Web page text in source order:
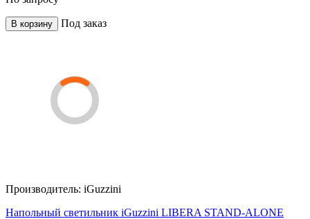
В корзину Под заказ
Производитель: iGuzzini
Напольный светильник iGuzzini LIBERA STAND-ALONE